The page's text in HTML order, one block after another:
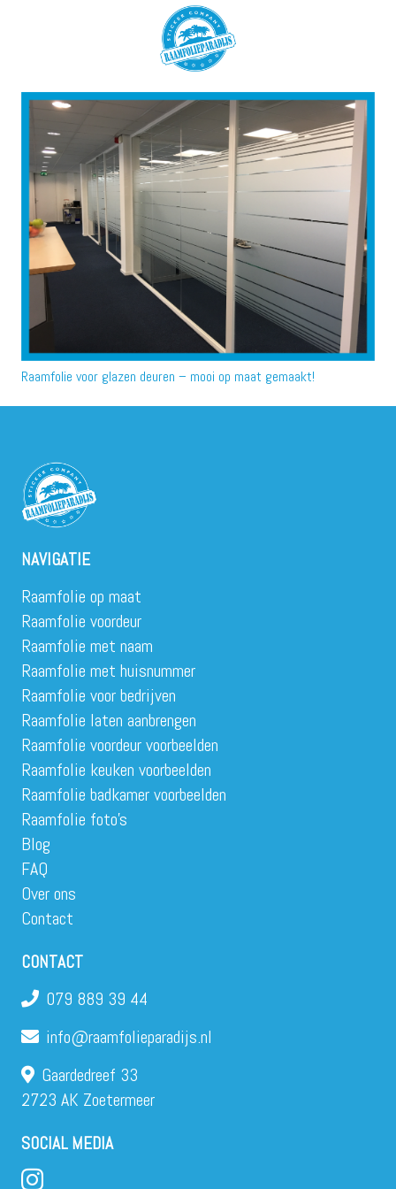
Raamfolie voor glazen deuren – mooi op maat gemaakt!
NAVIGATIE
Raamfolie op maat
Raamfolie voordeur
Raamfolie met naam
Raamfolie met huisnummer
Raamfolie voor bedrijven
Raamfolie laten aanbrengen
Raamfolie voordeur voorbeelden
Raamfolie keuken voorbeelden
Raamfolie badkamer voorbeelden
Raamfolie foto’s
Blog
FAQ
Over ons
Contact
CONTACT
079 889 39 44
info@raamfolieparadijs.nl
Gaardedreef 33
2723 AK Zoetermeer
SOCIAL MEDIA